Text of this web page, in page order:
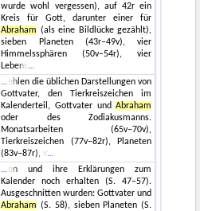
wurde wohl vergessen), auf 42r ein
Kreis für Gott, darunter einer für
Abraham (als eine Bildlücke gezählt),
sieben Planeten (43r–49v), vier
Himmelssphären (50v–54r), vier
Lebens
ehlen die üblichen Darstellungen von
Gottvater, den Tierkreiszeichen im
Kalenderteil, Gottvater undAbraham
oder des Zodiakusmanns.
Monatsarbeiten (65v–70v),
Tierkreiszeichen (77v–82r), Planeten
(83v–87r), v
en und ihre Erklärungen zum
Kalender noch erhalten (S. 47–57).
Ausgeschnitten wurden: Gottvater und
Abraham (S. 58), sieben Planeten (S.